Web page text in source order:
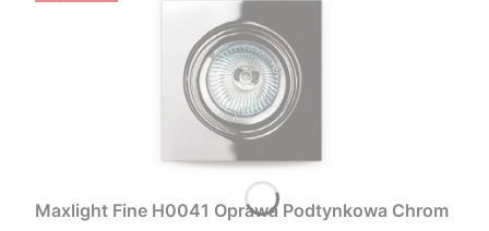
Maxlight Fine H0041 Oprawa Podtynkowa Chrom